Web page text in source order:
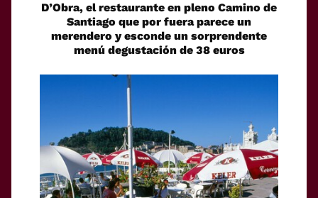
D’Obra, el restaurante en pleno Camino de
Santiago que por fuera parece un
merendero y esconde un sorprendente
menú degustación de 38 euros